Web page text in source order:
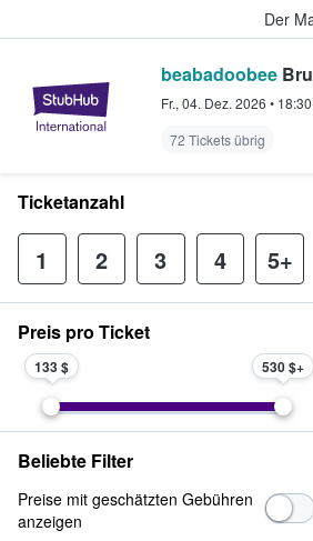
Der
StubHub - Wo
beabadoobee
Fr., 04. Dez. 2026 • 18:30
72 Tickets übrig
Ticketanzahl
1 2 3 4 5+
Preis pro Ticket
133 $ 530 $
Beliebte Filter
Preise mit geschätzten Gebühren
anzeigen